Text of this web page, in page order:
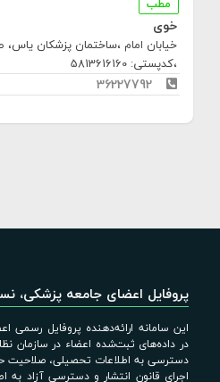
خوی
خیابان امام ،ساختمان پزشکان
،کدپستی: 5813616160
36227792
پروفایل اعضای جامعه پزشکی،
این سامانه ارائه‌دهنده پروفایل رسمی
در داده‌های ثبت‌شده اعضاء در سازمان
دسترسی به اطلاعات تحصیلی، صلاحیت
اجرای قانون انتشار و دسترسی آزاد